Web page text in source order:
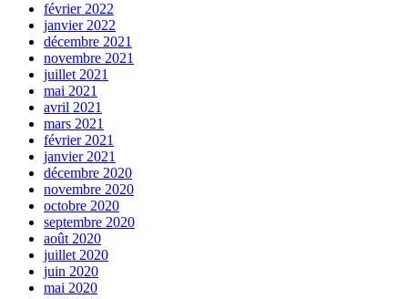
février 2022
janvier 2022
décembre 2021
novembre 2021
juillet 2021
mai 2021
avril 2021
mars 2021
février 2021
janvier 2021
décembre 2020
novembre 2020
octobre 2020
septembre 2020
août 2020
juillet 2020
juin 2020
mai 2020